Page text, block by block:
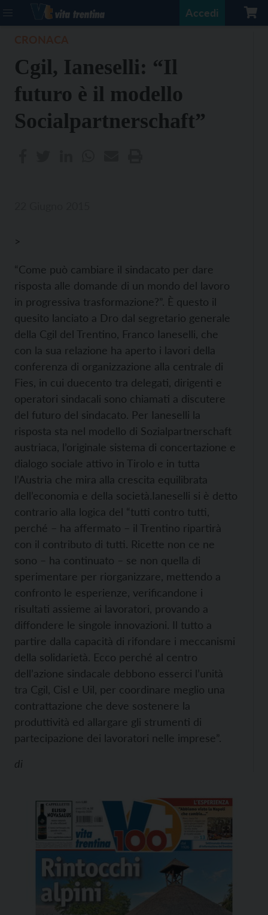
Accedi
Cgil, Ianeselli: “Il
futuro è il modello
Socialpartnerschaft”
>
“Come può cambiare il sindacato per dare
risposta alle domande di un mondo del lavoro
in progressiva trasformazione?”. È questo il
quesito lanciato a Dro dal segretario generale
della Cgil del Trentino, Franco Ianeselli, che
con la sua relazione ha aperto i lavori della
conferenza di organizzazione alla centrale di
Fies, in cui duecento tra delegati, dirigenti e
operatori sindacali sono chiamati a discutere
del futuro del sindacato. Per Ianeselli la
risposta sta nel modello di Sozialpartnerschaft
austriaca, l’originale sistema di concertazione e
dialogo sociale attivo in Tirolo e in tutta
l’Austria che mira alla crescita equilibrata
dell’economia e della società.Ianeselli si è detto
contrario alla logica del “tutti contro tutti,
perché – ha affermato – il Trentino ripartirà
con il contributo di tutti. Ricette non ce ne
sono – ha continuato – se non quella di
sperimentare per riorganizzare, mettendo a
confronto le esperienze, verificandone i
risultati assieme ai lavoratori, provando a
diffondere le singole innovazioni. Il tutto a
partire dalla capacità di rifondare i meccanismi
della solidarietà. Ecco perché al centro
dell’azione sindacale debbono esserci l’unità
tra Cgil, Cisl e Uil, per coordinare meglio una
contrattazione che deve sostenere la
produttività ed allargare gli strumenti di
partecipazione dei lavoratori nelle imprese”.
di